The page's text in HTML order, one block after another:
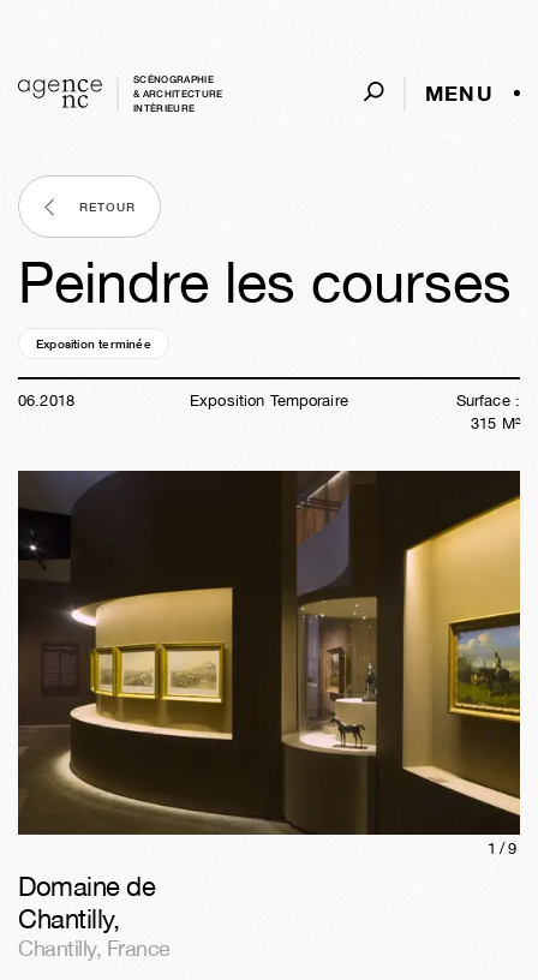
SCÉNOGRAPHIE
& ARCHITECTURE
INTÈRIEURE
MENU
RETOUR
Peindre les courses
Exposition terminée
06.2018 Exposition Temporaire
Surface :
315 M²
1/9
Domaine de
Chantilly,
Chantilly, France